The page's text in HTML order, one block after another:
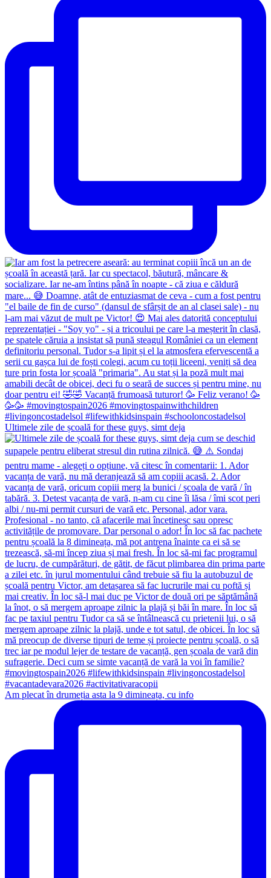
Ultimele zile de școală for these guys, simt deja
Am plecat în drumeția asta la 9 dimineața, cu info